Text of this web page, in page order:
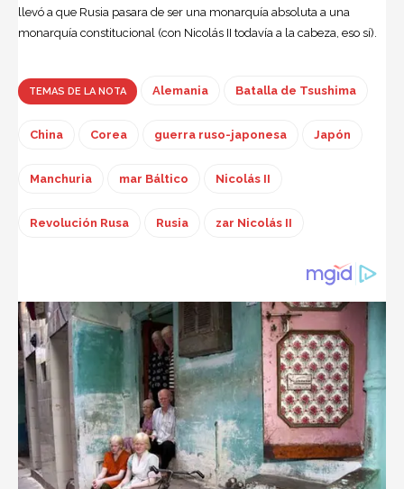
llevó a que Rusia pasara de ser una monarquía absoluta a una
monarquía constitucional (con Nicolás II todavía a la cabeza, eso sí).
TEMAS DE LA NOTA Alemania Batalla de Tsushima
China Corea guerra ruso-japonesa Japón
Manchuria mar Báltico Nicolás II
Revolución Rusa Rusia zar Nicolás II